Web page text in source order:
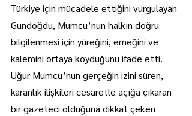
Türkiye için mücadele ettiğini vurgulayan
Gündoğdu, Mumcu’nun halkın doğru
bilgilenmesi için yüreğini, emeğini ve
kalemini ortaya koyduğunu ifade etti.
Uğur Mumcu’nun gerçeğin izini süren,
karanlık ilişkileri cesaretle açığa çıkaran
bir gazeteci olduğuna dikkat çeken